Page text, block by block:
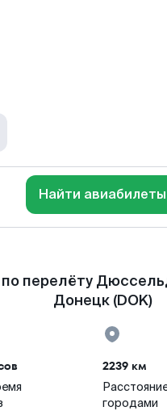
Найти авиабилеты
перелёту
Донецк (DOK)
2239 км
городами